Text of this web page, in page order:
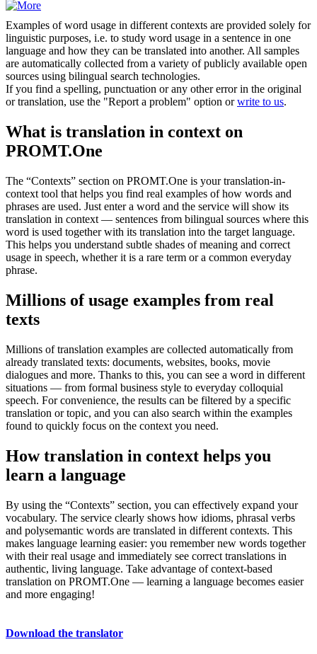
Examples of word usage in different contexts are provided solely for
linguistic purposes, i.e. to study word usage in a sentence in one
language and how they can be translated into another. All samples
are automatically collected from a variety of publicly available open
sources using bilingual search technologies.
If you find a spelling, punctuation or any other error in the original
or translation, use the "Report a problem" option orwrite to us.
What is translation in context on
PROMT.One
The “Contexts” section on PROMT.One is your translation-in-
context tool that helps you find real examples of how words and
phrases are used. Just enter a word and the service will show its
translation in context — sentences from bilingual sources where this
word is used together with its translation into the target language.
This helps you understand subtle shades of meaning and correct
usage in speech, whether it is a rare term or a common everyday
phrase.
Millions of usage examples from real
texts
Millions of translation examples are collected automatically from
already translated texts: documents, websites, books, movie
dialogues and more. Thanks to this, you can see a word in different
situations — from formal business style to everyday colloquial
speech. For convenience, the results can be filtered by a specific
translation or topic, and you can also search within the examples
found to quickly focus on the context you need.
How translation in context helps you
learn a language
By using the “Contexts” section, you can effectively expand your
vocabulary. The service clearly shows how idioms, phrasal verbs
and polysemantic words are translated in different contexts. This
makes language learning easier: you remember new words together
with their real usage and immediately see correct translations in
authentic, living language. Take advantage of context-based
translation on PROMT.One — learning a language becomes easier
and more engaging!
Download the translator